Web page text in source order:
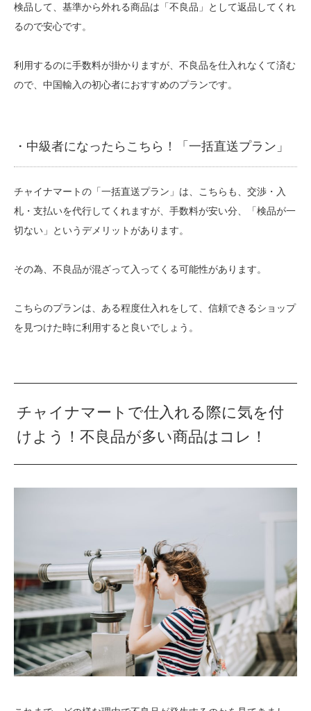
検品して、基準から外れる商品は「不良品」として返品してくれ
るので安心です。
利用するのに手数料が掛かりますが、不良品を仕入れなくて済む
ので、中国輸入の初心者におすすめのプランです。
・中級者になったらこちら！「一括直送プラン」
チャイナマートの「一括直送プラン」は、こちらも、交渉・入
札・支払いを代行してくれますが、手数料が安い分、「検品が一
切ない」というデメリットがあります。
その為、不良品が混ざって入ってくる可能性があります。
こちらのプランは、ある程度仕入れをして、信頼できるショップ
を見つけた時に利用すると良いでしょう。
チャイナマートで仕入れる際に気を付
けよう！不良品が多い商品はコレ！